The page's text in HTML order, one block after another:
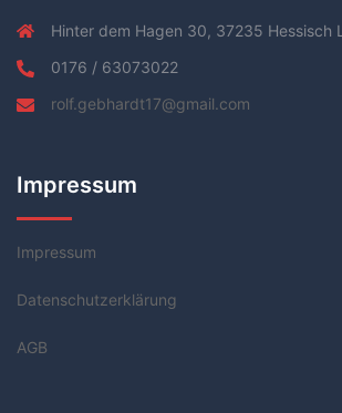
Hinter dem Hagen 30, 37235 Hessisch
0176 / 63073022
rolf.gebhardt17@gmail.com
Impressum
Impressum
Datenschutzerklärung
AGB